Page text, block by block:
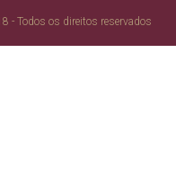
- Todos os direitos reservados